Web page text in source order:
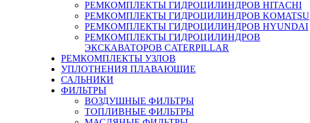
РЕМКОМПЛЕКТЫ ГИДРОЦИЛИНДРОВ HITACHI
РЕМКОМПЛЕКТЫ ГИДРОЦИЛИНДРОВ KOMATSU
РЕМКОМПЛЕКТЫ ГИДРОЦИЛИНДРОВ HYUNDAI
РЕМКОМПЛЕКТЫ ГИДРОЦИЛИНДРОВ
ЭКСКАВАТОРОВ CATERPILLAR
РЕМКОМПЛЕКТЫ УЗЛОВ
УПЛОТНЕНИЯ ПЛАВАЮЩИЕ
САЛЬНИКИ
ФИЛЬТРЫ
ВОЗДУШНЫЕ ФИЛЬТРЫ
ТОПЛИВНЫЕ ФИЛЬТРЫ